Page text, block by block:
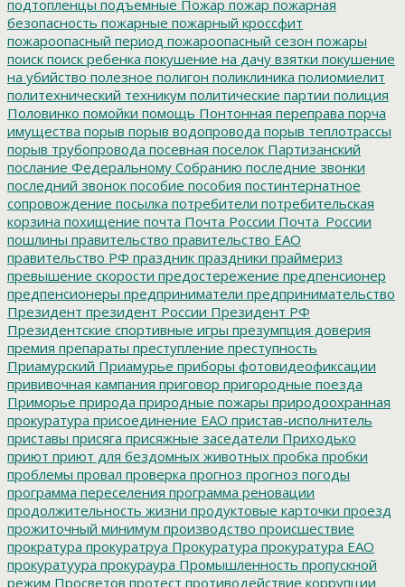
подтопленцы подъемные Пожар пожар пожарная
безопасность пожарные пожарный кроссфит
пожароопасный период пожароопасный сезон пожары
поиск поиск ребенка покушение на дачу взятки покушение
на убийство полезное полигон поликлиника полиомиелит
политехнический техникум политические партии полиция
Половинко помойки помощь Понтонная переправа порча
имущества порыв порыв водопровода порыв теплотрассы
порыв трубопровода посевная поселок Партизанский
послание Федеральному Собранию последние звонки
последний звонок пособие пособия постинтернатное
сопровождение посылка потребители потребительская
корзина похищение почта Почта России Почта_России
пошлины правительство правительство ЕАО
правительство РФ праздник праздники праймериз
превышение скорости предостережение предпенсионер
предпенсионеры предприниматели предпринимательство
Президент президент России Президент РФ
Президентские спортивные игры презумпция доверия
премия препараты преступление преступность
Приамурский Приамурье приборы фотовидеофиксации
прививочная кампания приговор пригородные поезда
Приморье природа природные пожары природоохранная
прокуратура присоединение ЕАО пристав-исполнитель
приставы присяга присяжные заседатели Приходько
приют приют для бездомных животных пробка пробки
проблемы провал проверка прогноз прогноз погоды
программа переселения программа реновации
продолжительность жизни продуктовые карточки проезд
прожиточный минимум производство происшествие
прократура прокуратруа Прокуратура прокуратура ЕАО
прокуратуура прокураура Промышленность пропускной
режим Просветов протест противодействие коррупции